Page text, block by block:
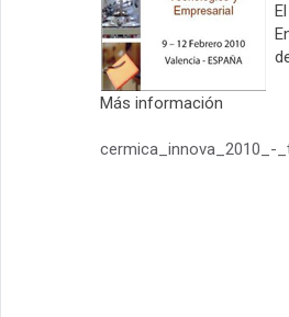
Más información
cermica_innova_2010_-